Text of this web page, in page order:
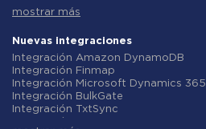
Integración Gmail
Integración ClickUp
Integración Airtable
Integración Google Contacts
Integración OpenAI (ChatGPT)
Integración Instagram
Integración ActiveCampaign
Integración Typeform
mostrar más
Nuevas integraciones
Integración Amazon DynamoDB
Integración Finmap
Integración Microsoft Dynamics 365
Integración BulkGate
Integración TxtSync